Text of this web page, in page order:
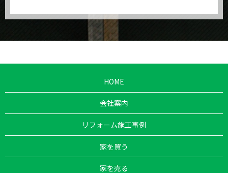
HOME
会社案内
リフォーム施工事例
家を買う
家を売る